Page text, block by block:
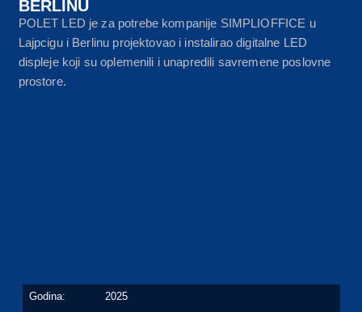
BERLINU
POLET LED je za potrebe kompanije SIMPLIOFFICE u
Lajpcigu i Berlinu projektovao i instalirao digitalne LED
displeje koji su oplemenili i unapredili savremene poslovne
prostore.
Godina:
2025